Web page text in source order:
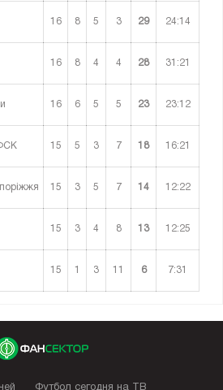
16 8 5 3 29 24:14
16 8 4 4 28 31:21
16 6 5 5 23 23:12
15 5 3 7 18 16:21
15 3 5 7 14 12:22
15 3 4 8 13 12:25
15 1 3 11 6 7:31
Футбол сегодня на ТВ